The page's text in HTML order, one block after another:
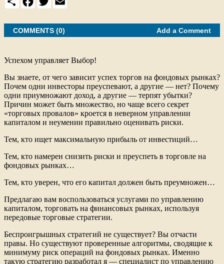
h
r
a
e
b
o
w
t
t
e
m
i
l
COMMENTS (0) Add a Comment
Успехом управляет Выбор!
Вы знаете, от чего зависит успех торгов на фондовых рынках?
Почем одни инвесторы преуспевают, а другие — нет? Почему
одни приумножают доход, а другие — терпят убытки?
Причин может быть множество, но чаще всего секрет
«торговых провалов» кроется в неверном управлении
капиталом и неумении правильно оценивать риски.
Тем, кто ищет максимальную прибыль от инвестиций…
Тем, кто намерен снизить риски и преуспеть в торговле на
фондовых рынках…
Тем, кто уверен, что его капитал должен быть преумножен…
Предлагаю вам воспользоваться услугами по управлению
капиталом, торговать на финансовых рынках, используя
передовые торговые стратегии.
Беспроигрышных стратегий не существует? Вы отчасти
правы. Но существуют проверенные алгоритмы, сводящие к
минимуму риск операций на фондовых рынках. Именно
такую стратегию разработал я — специалист по управлению